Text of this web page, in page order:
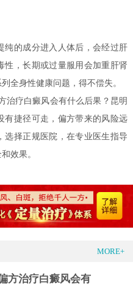
的成分进入人体后，会经过肝
性，长期或过量服用会加重肝肾
全身性健康问题，得不偿失。
疗白癜风会有什么后果？昆明
有捷径可走，偏方带来的风险远
选择正规医院，在专业医生指导
效果。
MORE+
方治疗白癜风会有